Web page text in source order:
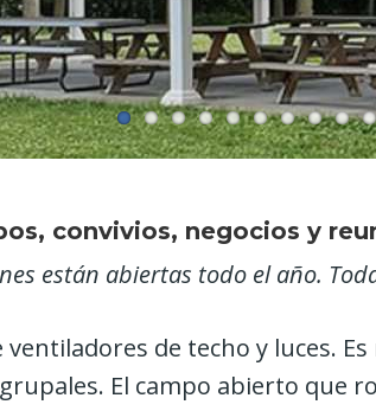
convivios, negocios y
están abiertas todo el año.
ventiladores de techo y luces.
El campo abierto que